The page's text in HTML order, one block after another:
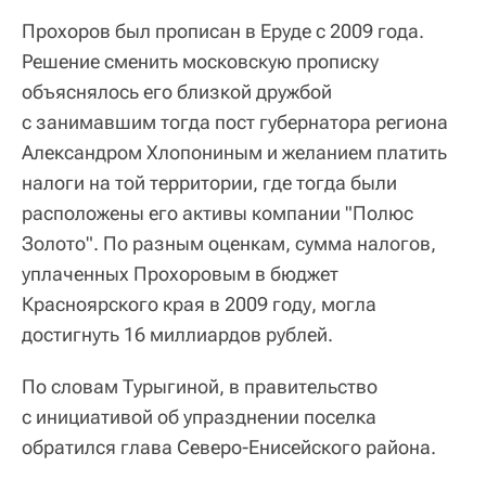
Прохоров был прописан в Еруде с 2009 года.
Решение сменить московскую прописку
объяснялось его близкой дружбой
с занимавшим тогда пост губернатора региона
Александром Хлопониным и желанием платить
налоги на той территории, где тогда были
расположены его активы компании "Полюс
Золото". По разным оценкам, сумма налогов,
уплаченных Прохоровым в бюджет
Красноярского края в 2009 году, могла
достигнуть 16 миллиардов рублей.
По словам Турыгиной, в правительство
с инициативой об упразднении поселка
обратился глава Северо-Енисейского района.